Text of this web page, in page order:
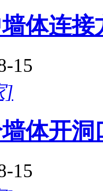
体连接
15
]
体开
15